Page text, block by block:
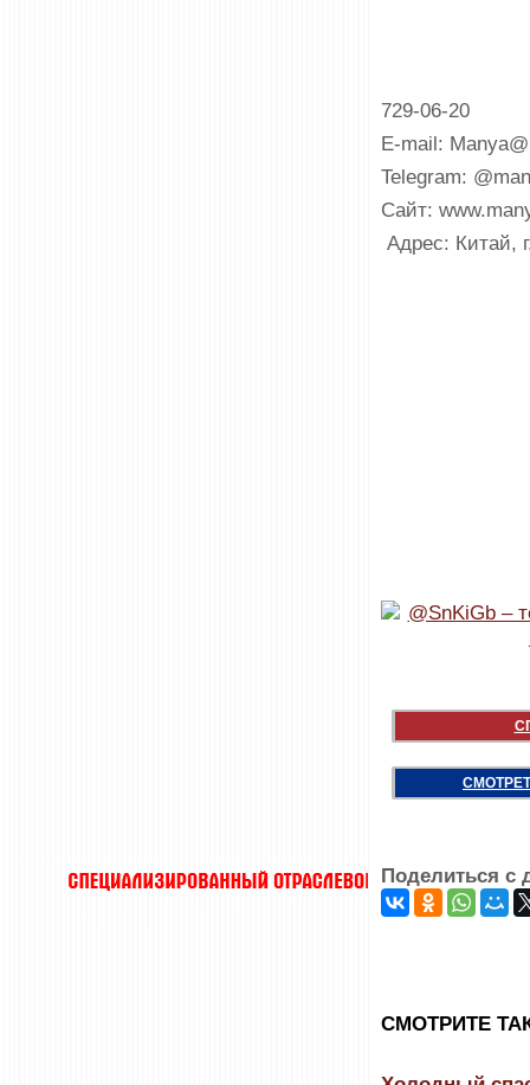
729-06-20
E-mail:
Telegram:
Сайт:
Адрес: Китай,
Поделиться с
CМОТРИТЕ